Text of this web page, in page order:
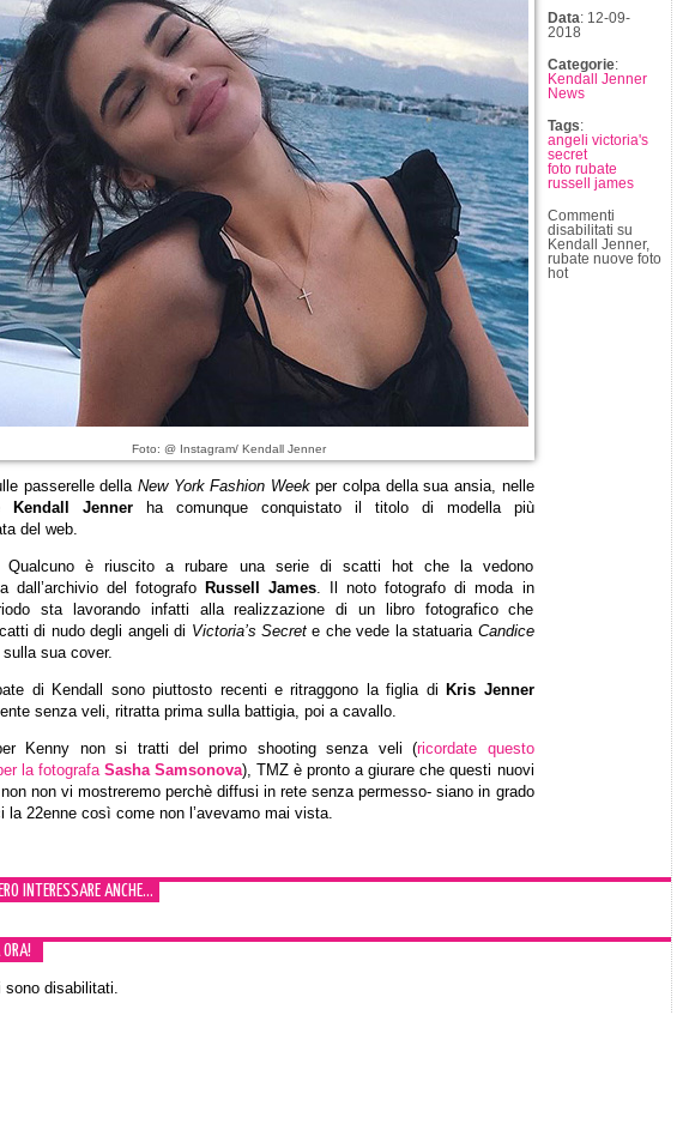
Foto: @ Instagram/ Kendall Jenner
passerelle della New York Fashion Weekper colpa della sua ansia, nelle
Kendall Jennerha comunque conquistato il titolo di modella più
del web.
Qualcuno è riuscito a rubare una serie di scatti hot che la vedono
dall’archivio del fotografo
Russell James. Il noto fotografo di moda in
sta lavorando infatti alla realizzazione di un libro fotografico che
di nudo degli angeli di Victoria’s Secrete che vede la statuaria Candice
sua cover.
di Kendall sono piuttosto recenti e ritraggono la figlia di Kris Jenner
senza veli, ritratta prima sulla battigia, poi a cavallo.
Kenny non si tratti del primo shooting senza veli (ricordate questo
la fotografaSasha Samsonova), TMZ è pronto a giurare che questi nuovi
non vi mostreremo perchè diffusi in rete senza permesso- siano in grado
la 22enne così come non l’avevamo mai vista.
Data: 12-09-
2018
Categorie:
Kendall Jenner
News
Tags:
angeli victoria's
secret
foto rubate
russell james
Commenti
disabilitati su
Kendall Jenner,
rubate nuove foto
hot
INTERESSARE ANCHE...
ORA!
sono disabilitati.